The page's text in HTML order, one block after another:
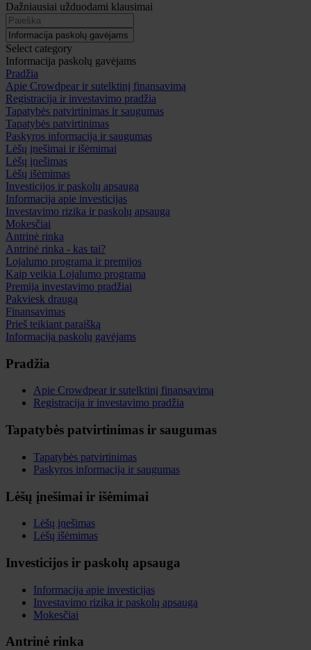
Dažniausiai užduodami klausimai
Select category
Informacija paskolų gavėjams
Pradžia
Apie Crowdpear ir sutelktinį finansavimą
Registracija ir investavimo pradžia
Tapatybės patvirtinimas ir saugumas
Tapatybės patvirtinimas
Paskyros informacija ir saugumas
Lėšų įnešimai ir išėmimai
Lėšų įnešimas
Lėšų išėmimas
Investicijos ir paskolų apsauga
Informacija apie investicijas
Investavimo rizika ir paskolų apsauga
Mokesčiai
Antrinė rinka
Antrinė rinka - kas tai?
Lojalumo programa ir premijos
Kaip veikia Lojalumo programa
Premija investavimo pradžiai
Pakviesk draugą
Finansavimas
Prieš teikiant paraišką
Informacija paskolų gavėjams
Pradžia
Apie Crowdpear ir sutelktinį finansavimą
Registracija ir investavimo pradžia
Tapatybės patvirtinimas ir saugumas
Tapatybės patvirtinimas
Paskyros informacija ir saugumas
Lėšų įnešimai ir išėmimai
Lėšų įnešimas
Lėšų išėmimas
Investicijos ir paskolų apsauga
Informacija apie investicijas
Investavimo rizika ir paskolų apsauga
Mokesčiai
Antrinė rinka